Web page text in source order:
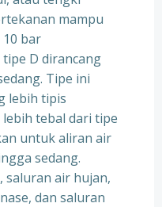
mampu
bar
tipe D dirancang
Tipe ini
lebih tipis
tebal dari tipe
untuk aliran air
sedang.
saluran air hujan,
dan saluran